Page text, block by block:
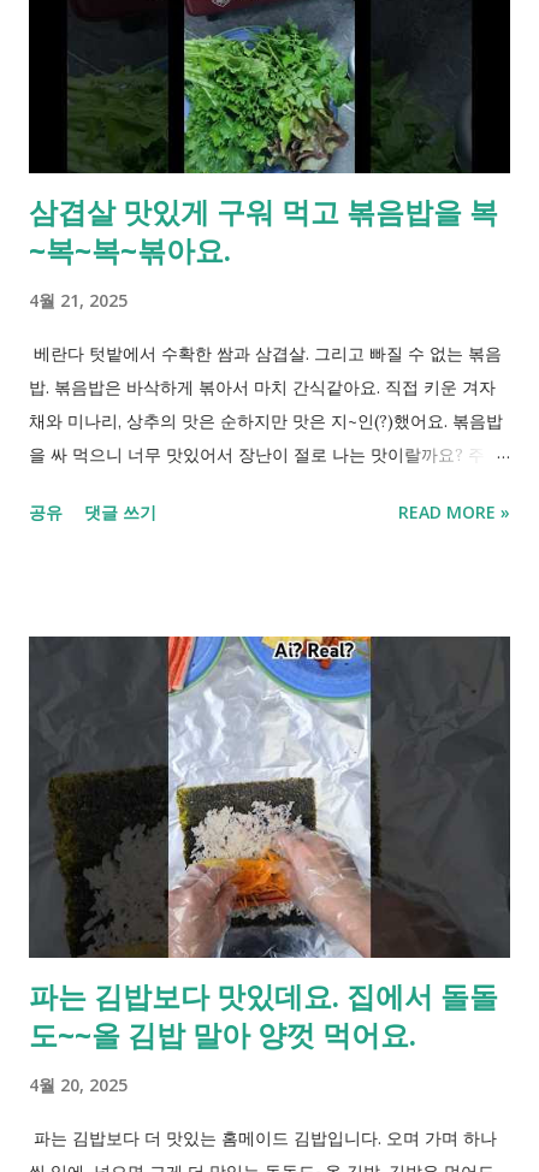
삼겹살 맛있게 구워 먹고 볶음밥을 복
~복~복~볶아요.
4월 21, 2025
베란다 텃밭에서 수확한 쌈과 삼겹살. 그리고 빠질 수 없는 볶음
밥. 볶음밥은 바삭하게 볶아서 마치 간식같아요. 직접 키운 겨자
채와 미나리, 상추의 맛은 순하지만 맛은 지~인(?)했어요. 볶음밥
을 싸 먹으니 너무 맛있어서 장난이 절로 나는 맛이랄까요? 주말
공유 댓글 쓰기 READ MORE »
파는 김밥보다 맛있데요. 집에서 돌돌
도~~올 김밥 말아 양껏 먹어요.
4월 20, 2025
파는 김밥보다 더 맛있는 홈메이드 김밥입니다. 오며 가며 하나